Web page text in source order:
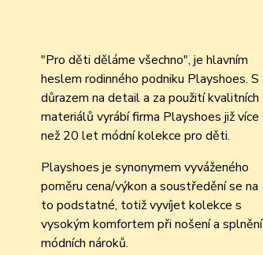
"Pro děti děláme všechno", je hlavním
heslem rodinného podniku Playshoes. S
důrazem na detail a za použití kvalitních
materiálů vyrábí firma Playshoes již více
než 20 let módní kolekce pro děti.
Playshoes je synonymem vyváženého
poměru cena/výkon a soustředění se na
to podstatné, totiž vyvíjet kolekce s
vysokým komfortem při nošení a splnění
módních nároků.